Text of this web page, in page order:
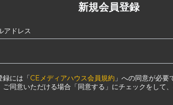
新規会員登録
アドレス
録には「CEメディアハウス会員規約 」への同意が必要
ご同意いただける場合「同意する」にチェックをして